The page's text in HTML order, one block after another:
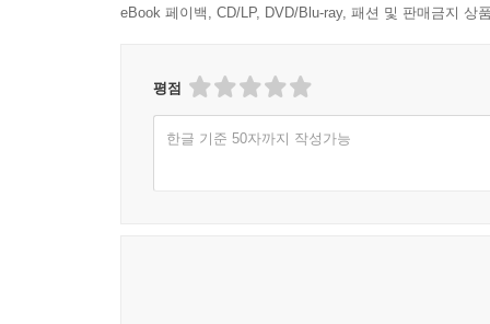
eBook 페이백, CD/LP, DVD/Blu-ray, 패션 및 판매금지 상
평점
한글 기준 50자까지 작성가능